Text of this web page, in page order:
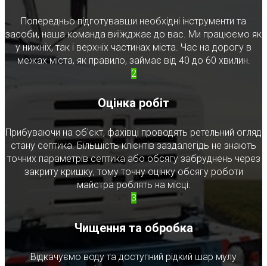
Попередньо підготувавши необхідні інструменти та
засоби, наша команда виїжджає до вас. Ми працюємо як
у нижніх, так і верхніх частинах міста. Час на дорогу в
межах міста, як правило, займає від 40 до 60 хвилин.
2
Оцінка робіт
Прибуваючи на об'єкт, фахівці проводять ретельний огляд
стану септика. Більшість клієнтів заздалегідь не знають
точних параметрів септика або обсягу забруднень через
закриту кришку, тому точну оцінку обсягу роботи
майстра роблять на місці.
3
Чищення та обробка
Відкачуємо воду та доступний рідкий шар мулу